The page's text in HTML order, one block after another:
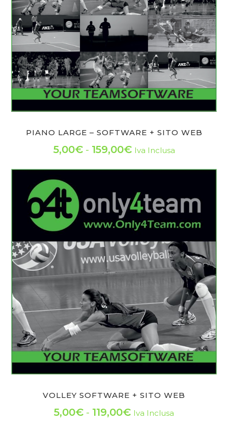
essere
nella
del
prodotto
PIANO LARGE – SOFTWARE + SITO WEB
5,00€ - 159,00€Fascia
di
da
5,00€
a
159,00€
Iva Inclusa
ha
più
varianti.
Le
opzioni
possono
essere
pagina
del
prodotto
VOLLEY SOFTWARE + SITO WEB
5,00€ - 119,00€Fascia
Iva Inclusa